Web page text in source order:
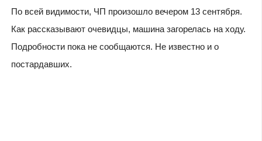
По всей видимости, ЧП произошло вечером 13 сентября.
Как рассказывают очевидцы, машина загорелась на ходу.
Подробности пока не сообщаются. Не известно и о
постардавших.